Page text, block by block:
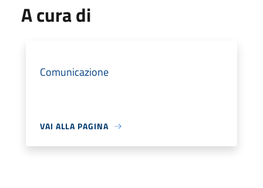
A cura di
Comunicazione
VAI ALLA PAGINA